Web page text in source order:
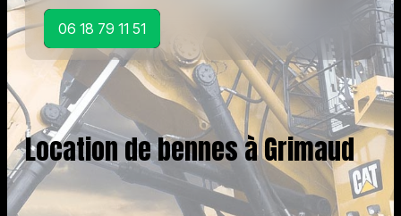
06 18 79 11 51
Location de bennes à Grimaud